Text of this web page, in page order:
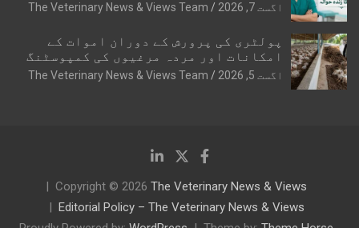
اگست 7, 2026 The Veterinary News & Views Team
پولٹری کی پرورش کے دوران اموات کے
امکانات اور مردہ مرغیوں کی کمپوسٹنگ
اگست 5, 2026 The Veterinary News & Views Team
Copyright © 2026 The Veterinary News & Views
Editorial Policy – The Veterinary News & Views